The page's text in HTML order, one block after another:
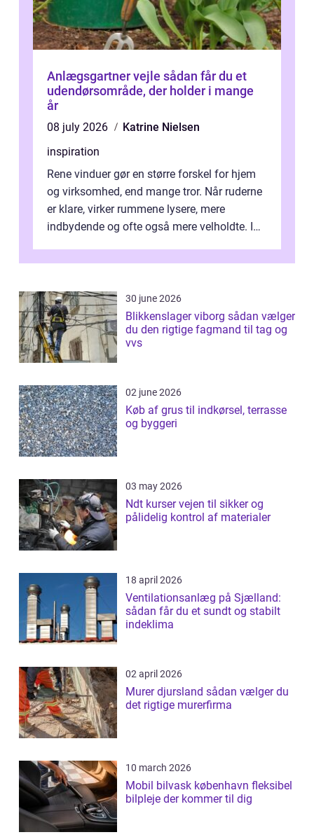
Anlægsgartner vejle sådan får du et
udendørsområde, der holder i mange
år
08 july 2026
Katrine Nielsen
inspiration
Rene vinduer gør en større forskel for hjem
og virksomhed, end mange tror. Når ruderne
er klare, virker rummene lysere, mere
indbydende og ofte også mere velholdte. I
30 june 2026
Blikkenslager viborg sådan vælger
du den rigtige fagmand til tag og
vvs
02 june 2026
Køb af grus til indkørsel, terrasse
og byggeri
03 may 2026
Ndt kurser vejen til sikker og
pålidelig kontrol af materialer
18 april 2026
Ventilationsanlæg på Sjælland:
sådan får du et sundt og stabilt
indeklima
02 april 2026
Murer djursland sådan vælger du
det rigtige murerfirma
10 march 2026
Mobil bilvask københavn fleksibel
bilpleje der kommer til dig